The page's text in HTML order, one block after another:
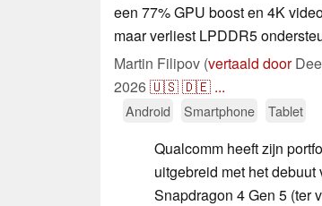
een 77% GPU boost en 4K
maar verliest LPDDR5
Martin Filipov (vertaald door
2026🇺🇸🇩🇪 ...
Android Smartphone Tablet
Qualcomm heeft zijn
uitgebreid met het
Snapdragon 4 Gen 5 (ter